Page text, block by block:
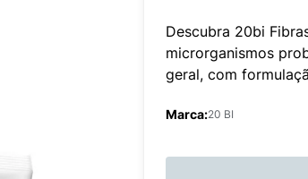
Descubra 20bi
microrganismos
geral, com
Marca:20 BI